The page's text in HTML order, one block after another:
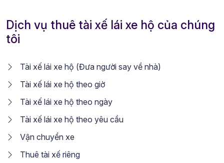
Dịch vụ thuê tài xế lái xe hộ của chúng
tôi
Tài xế lái xe hộ (Đưa người say về nhà)
Tài xế lái xe hộ theo giờ
Tài xế lái xe hộ theo ngày
Tài xế lái xe hộ theo yêu cầu
Vận chuyển xe
Thuê tài xế riêng